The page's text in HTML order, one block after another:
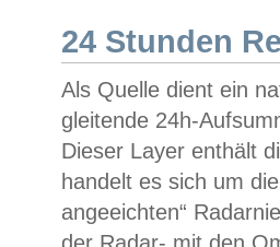
24 Stunden
Als Quelle dient ein
gleitende 24h-
Dieser Layer enthält
handelt es sich um
angeeichten“